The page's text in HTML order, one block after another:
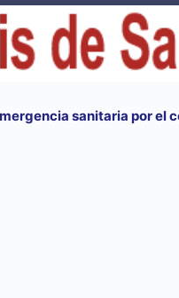
sanitaria por el